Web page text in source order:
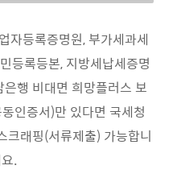
자등록증명원, 부가세과세
등록등본, 지방세납세증명
행 비대면 희망플러스 보
인증서)만 있다면 국세청
래핑(서류제출) 가능합니
.